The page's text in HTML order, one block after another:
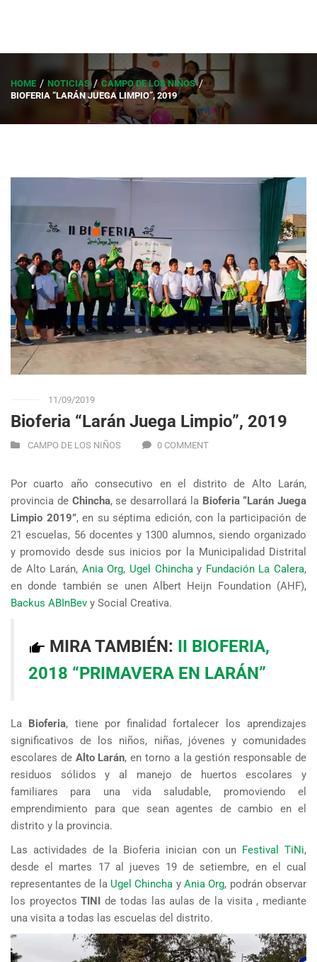
HOME NOTICIAS
CAMPO DE LOS NIÑOS
BIOFERIA “LARÁN JUEGA LIMPIO”, 2019
11/09/2019
Bioferia “Larán Juega Limpio”, 2019
CAMPO DE LOS NIÑOS 0 COMMENT
Por cuarto año consecutivo en el distrito de Alto Larán,
provincia de Chincha, se desarrollará la Bioferia“Larán Juega
Limpio 2019”, en su séptima edición, con la participación de
21 escuelas, 56 docentes y 1300 alumnos, siendo organizado
y promovido desde sus inicios por la Municipalidad Distrital
de Alto Larán, Ania Org, Ugel Chinchay Fundación La Calera,
en donde también se unen Albert Heijn Foundation (AHF),
Backus ABInBev y Social Creativa.
MIRA TAMBIÉN: II BIOFERIA,
2018 “PRIMAVERA EN LARÁN”
La Bioferia, tiene por finalidad fortalecer los aprendizajes
significativos de los niños, niñas, jóvenes y comunidades
escolares de Alto Larán, en torno a la gestión responsable de
residuos sólidos y al manejo de huertos escolares y
familiares para una vida saludable, promoviendo el
emprendimiento para que sean agentes de cambio en el
distrito y la provincia.
Las actividades de la Bioferia inician con un Festival TiNi,
desde el martes 17 al jueves 19 de setiembre, en el cual
representantes de la Ugel Chincha yAnia Org, podrán observar
los proyectosTINI de todas las aulas de la visita , mediante
una visita a todas las escuelas del distrito.